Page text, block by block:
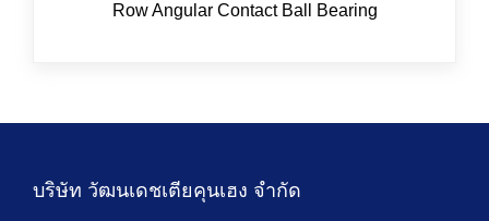
Row Angular Contact Ball Bearing
บริษัท วัฒนเดชเตียคุนเฮง จำกัด